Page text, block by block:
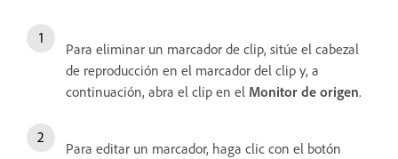
Para eliminar un marcador de clip, sitúe el cabezal
de reproducción en el marcador del clip y, a
continuación, abra el clip en el Monitor de origen.
Para editar un marcador, haga clic con el botón